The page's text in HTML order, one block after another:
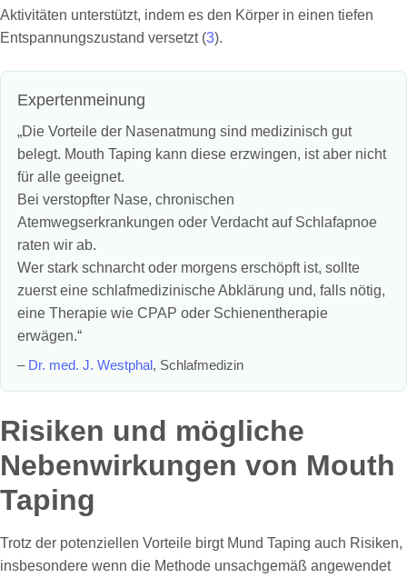
Aktivitäten unterstützt, indem es den Körper in einen tiefen
Entspannungszustand versetzt (3).
Expertenmeinung
„Die Vorteile der Nasenatmung sind medizinisch gut
belegt. Mouth Taping kann diese erzwingen, ist aber nicht
für alle geeignet.
Bei verstopfter Nase, chronischen
Atemwegserkrankungen oder Verdacht auf Schlafapnoe
raten wir ab.
Wer stark schnarcht oder morgens erschöpft ist, sollte
zuerst eine schlafmedizinische Abklärung und, falls nötig,
eine Therapie wie CPAP oder Schienentherapie
erwägen.“
– Dr. med. J. Westphal, Schlafmedizin
Risiken und mögliche
Nebenwirkungen von Mouth
Taping
Trotz der potenziellen Vorteile birgt Mund Taping auch Risiken,
insbesondere wenn die Methode unsachgemäß angewendet